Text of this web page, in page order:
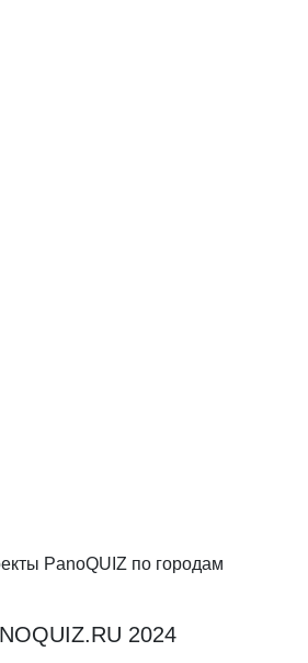
PanoQUIZ по городам
2024